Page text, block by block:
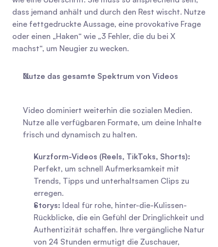
dass jemand anhält und durch den Rest wischt. Nutze
eine fettgedruckte Aussage, eine provokative Frage
oder einen „Haken“ wie „3 Fehler, die du bei X
machst“, um Neugier zu wecken.
Nutze das gesamte Spektrum von Videos
Video dominiert weiterhin die sozialen Medien.
Nutze alle verfügbaren Formate, um deine Inhalte
frisch und dynamisch zu halten.
Kurzform-Videos (Reels, TikToks, Shorts):
Perfekt, um schnell Aufmerksamkeit mit
Trends, Tipps und unterhaltsamen Clips zu
erregen.
Storys: Ideal für rohe, hinter-die-Kulissen-
Rückblicke, die ein Gefühl der Dringlichkeit und
Authentizität schaffen. Ihre vergängliche Natur
von 24 Stunden ermutigt die Zuschauer,